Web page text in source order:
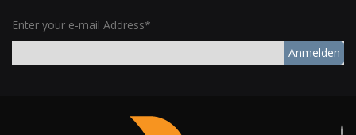
Enter your e-mail Address*
Anmelden